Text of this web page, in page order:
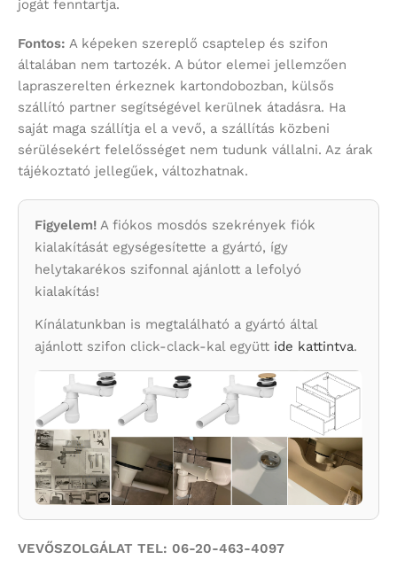
jogát fenntartja.
Fontos: A képeken szereplő csaptelep és szifon
általában nem tartozék. A bútor elemei jellemzően
lapraszerelten érkeznek kartondobozban, külsős
szállító partner segítségével kerülnek átadásra. Ha
saját maga szállítja el a vevő, a szállítás közbeni
sérülésekért felelősséget nem tudunk vállalni. Az árak
tájékoztató jellegűek, változhatnak.
Figyelem! A fiókos mosdós szekrények fiók
kialakítását egységesítette a gyártó, így
helytakarékos szifonnal ajánlott a lefolyó
kialakítás!
Kínálatunkban is megtalálható a gyártó által
ajánlott szifon click-clack-kal együtt ide kattintva.
VEVŐSZOLGÁLAT TEL: 06-20-463-4097